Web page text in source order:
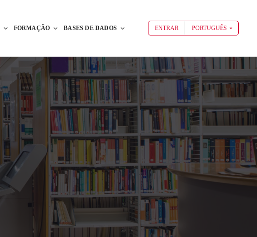
FORMAÇÃO BASES DE DADOS ENTRAR PORTUGUÊS